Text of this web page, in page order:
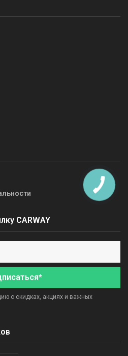
CARWAY
о скидках, акциях и важных